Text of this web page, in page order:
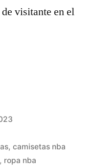
visitante en el
, camisetas nba
, ropa nba